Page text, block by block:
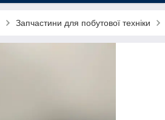
Запчастини для побутової техніки